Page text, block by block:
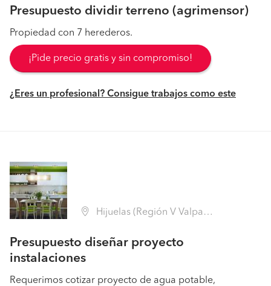
Presupuesto dividir terreno (agrimensor)
Propiedad con 7 herederos.
¡Pide precio gratis y sin compromiso!
¿Eres un profesional? Consigue trabajos como este
Hijuelas (Región V Valparaíso - Quillota)
Presupuesto diseñar proyecto
instalaciones
Requerimos cotizar proyecto de agua potable,